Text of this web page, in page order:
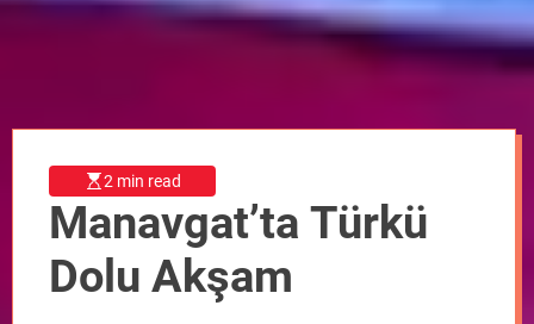
d
2 min read
Manavgat’ta Türkü
Dolu Akşam